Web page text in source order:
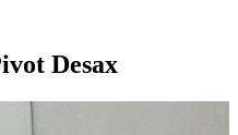
Desax